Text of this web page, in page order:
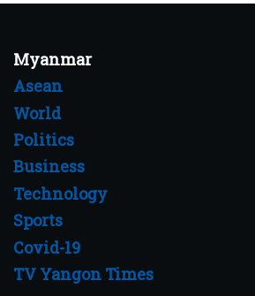
Myanmar
Asean
World
Politics
Business
Technology
Sports
Covid-19
TV Yangon Times